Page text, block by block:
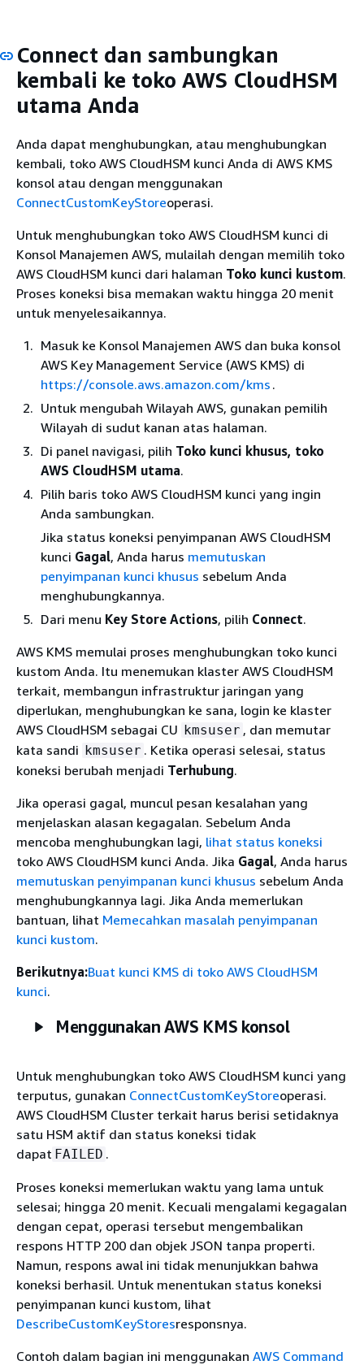
Connect dan sambungkan
kembali ke toko AWS CloudHSM
utama Anda
Anda dapat menghubungkan, atau menghubungkan
kembali, toko AWS CloudHSM kunci Anda di AWS KMS
konsol atau dengan menggunakan
ConnectCustomKeyStoreoperasi.
Untuk menghubungkan toko AWS CloudHSM kunci di
Konsol Manajemen AWS, mulailah dengan memilih toko
AWS CloudHSM kunci dari halaman Toko kunci kustom.
Proses koneksi bisa memakan waktu hingga 20 menit
untuk menyelesaikannya.
Masuk ke Konsol Manajemen AWS dan buka konsol
AWS Key Management Service (AWS KMS) di
https://console.aws.amazon.com/kms .
Untuk mengubah Wilayah AWS, gunakan pemilih
Wilayah di sudut kanan atas halaman.
Di panel navigasi, pilih Toko kunci khusus, toko
AWS CloudHSM utama.
Pilih baris toko AWS CloudHSM kunci yang ingin
Anda sambungkan.
Jika status koneksi penyimpanan AWS CloudHSM
kunci Gagal, Anda harus memutuskan
penyimpanan kunci khusus sebelum Anda
menghubungkannya.
Dari menu Key Store Actions, pilih Connect.
AWS KMS memulai proses menghubungkan toko kunci
kustom Anda. Itu menemukan klaster AWS CloudHSM
terkait, membangun infrastruktur jaringan yang
diperlukan, menghubungkan ke sana, login ke klaster
AWS CloudHSM sebagai CU kmsuser , dan memutar
kata sandi kmsuser . Ketika operasi selesai, status
koneksi berubah menjadi Terhubung.
Jika operasi gagal, muncul pesan kesalahan yang
menjelaskan alasan kegagalan. Sebelum Anda
mencoba menghubungkan lagi, lihat status koneksi
toko AWS CloudHSM kunci Anda. Jika Gagal, Anda harus
memutuskan penyimpanan kunci khusus sebelum Anda
menghubungkannya lagi. Jika Anda memerlukan
bantuan, lihat Memecahkan masalah penyimpanan
kunci kustom.
Berikutnya:Buat kunci KMS di toko AWS CloudHSM
kunci.
Menggunakan AWS KMS konsol
Untuk menghubungkan toko AWS CloudHSM kunci yang
terputus, gunakan ConnectCustomKeyStoreoperasi.
AWS CloudHSM Cluster terkait harus berisi setidaknya
satu HSM aktif dan status koneksi tidak
dapat FAILED .
Proses koneksi memerlukan waktu yang lama untuk
selesai; hingga 20 menit. Kecuali mengalami kegagalan
dengan cepat, operasi tersebut mengembalikan
respons HTTP 200 dan objek JSON tanpa properti.
Namun, respons awal ini tidak menunjukkan bahwa
koneksi berhasil. Untuk menentukan status koneksi
penyimpanan kunci kustom, lihat
DescribeCustomKeyStoresresponsnya.
Contoh dalam bagian ini menggunakan AWS Command